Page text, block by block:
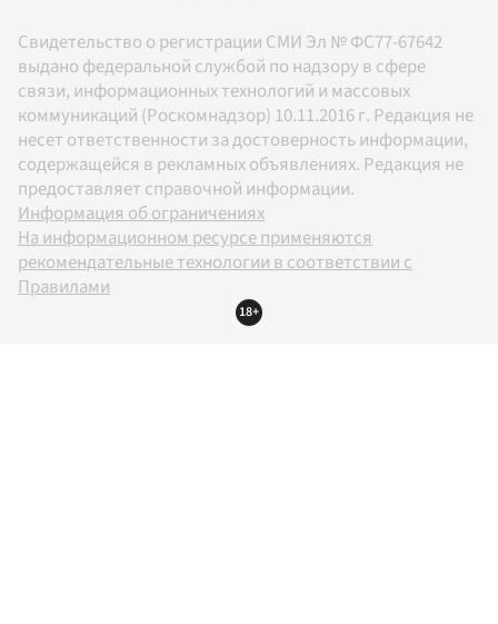
Свидетельство о регистрации СМИ Эл № ФС77-67642
выдано федеральной службой по надзору в сфере
связи, информационных технологий и массовых
коммуникаций (Роскомнадзор) 10.11.2016 г. Редакция не
несет ответственности за достоверность информации,
содержащейся в рекламных объявлениях. Редакция не
предоставляет справочной информации.
Информация об ограничениях
На информационном ресурсе применяются
рекомендательные технологии в соответствии с
Правилами
18+